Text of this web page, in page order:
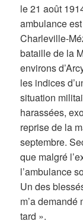
le 21 août
ambulance
Charleville-
bataille de la
environs
les indices
situation
harassées,
reprise de la
septembre.
que malgré
l’ambulance
Un des
m’a
tard ».